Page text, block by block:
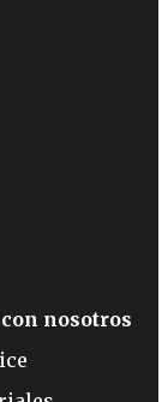
nosotros